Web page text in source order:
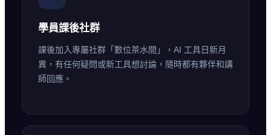
學員課後社群
課後加入專屬社群「數位茶水間」，AI 工具日新月
異，有任何疑問或新工具想討論，隨時都有夥伴和講
師回應。